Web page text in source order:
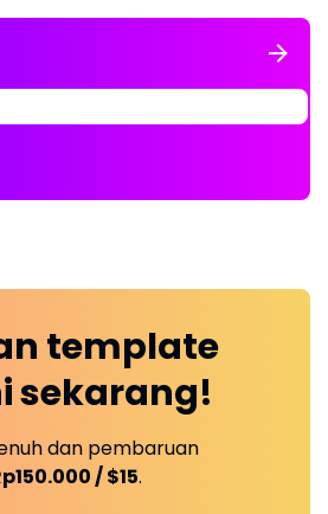
template
sekarang!
dan pembaruan
/ $15.